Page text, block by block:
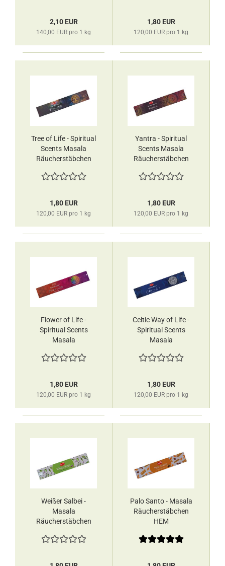
2,10 EUR
140,00 EUR pro 1 kg
1,80 EUR
120,00 EUR pro 1 kg
Tree of Life - Spiritual
Scents Masala
Räucherstäbchen
1,80 EUR
120,00 EUR pro 1 kg
Yantra - Spiritual
Scents Masala
Räucherstäbchen
1,80 EUR
120,00 EUR pro 1 kg
Flower of Life -
Spiritual Scents
Masala
HEM
1,80 EUR
120,00 EUR pro 1 kg
Celtic Way of Life -
Spiritual Scents
Masala
HEM
1,80 EUR
120,00 EUR pro 1 kg
Weißer Salbei -
Masala
Räucherstäbchen
Palo Santo - Masala
Räucherstäbchen
HEM